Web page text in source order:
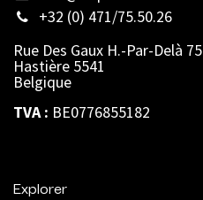
+32 (0) 471/75.50.26
Rue Des Gaux H.-Par-Delà 75
Hastière 5541
Belgique
TVA : BE0776855182
Explorer